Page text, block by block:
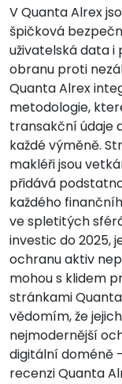
V Quanta Alrex
špičková
uživatelská data
obranu proti
Quanta Alrex
metodologie,
transakční údaje
každé výměně.
makléři jsou
přidává
každého
ve spletitých
investic do 2025,
ochranu aktiv
mohou s klidem
stránkami
vědomím, že
nejmodernější
digitální doméně
recenzi Quanta